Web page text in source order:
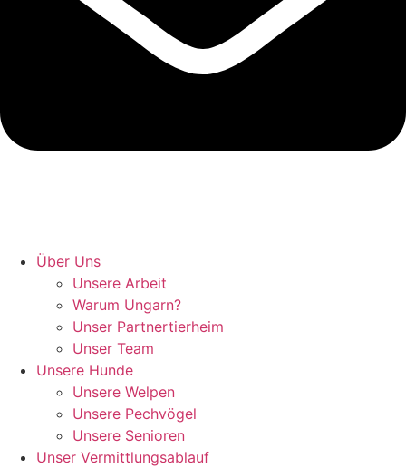
Über Uns
Unsere Arbeit
Warum Ungarn?
Unser Partnertierheim
Unser Team
Unsere Hunde
Unsere Welpen
Unsere Pechvögel
Unsere Senioren
Unser Vermittlungsablauf